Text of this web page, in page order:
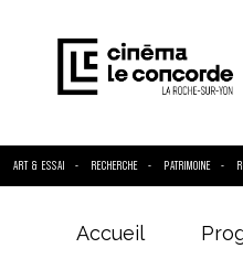
ART & ESSAI RECHERCHE PATRIMOINE
Accueil